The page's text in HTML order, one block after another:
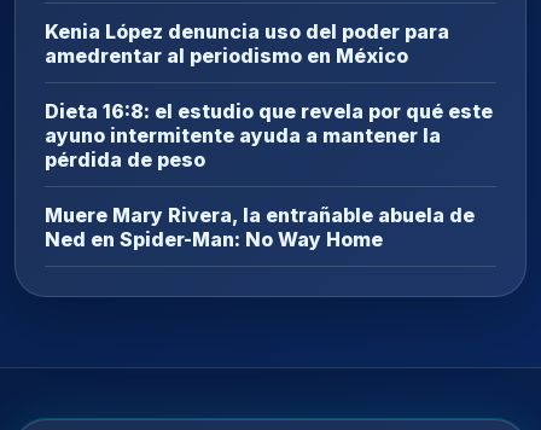
Kenia López denuncia uso del poder para
amedrentar al periodismo en México
Dieta 16:8: el estudio que revela por qué este
ayuno intermitente ayuda a mantener la
pérdida de peso
Muere Mary Rivera, la entrañable abuela de
Ned en Spider-Man: No Way Home